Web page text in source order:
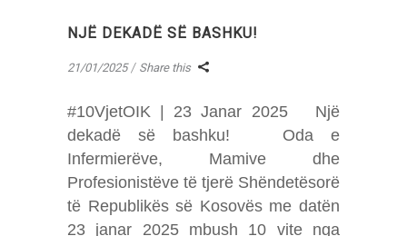
NJË DEKADË SË BASHKU!
21/01/2025 Share this
#10VjetOIK | 23 Janar 2025 Një
dekadë së bashku! Oda e
Infermierëve, Mamive dhe
Profesionistëve të tjerë Shëndetësorë
të Republikës së Kosovës me datën
23 janar 2025 mbush 10 vite nga